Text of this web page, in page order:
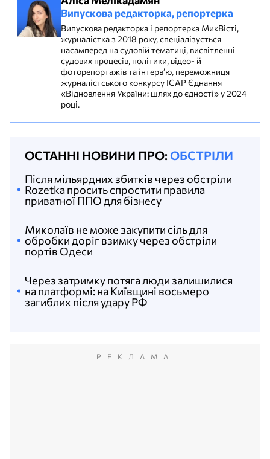
Випускова редакторка, репортерка
Випускова редакторка і репортерка МикВісті,
журналістка з 2018 року, спеціалізується
насамперед на судовій тематиці, висвітленні
судових процесів, політики, відео- й
фоторепортажів та інтерв’ю, переможниця
журналістського конкурсу ІСАР Єднання
«Відновлення України: шлях до єдності» у 2024
році.
ОСТАННІ НОВИНИ ПРО: ОБСТРІЛИ
Через затримку потяга люди залишилися
на платформі: на Київщині восьмеро
загиблих після удару РФ
Миколаїв не може закупити сіль для
обробки доріг взимку через обстріли
портів Одеси
Після мільярдних збитків через обстріли
Rozetka просить спростити правила
приватної ППО для бізнесу
РЕКЛАМА